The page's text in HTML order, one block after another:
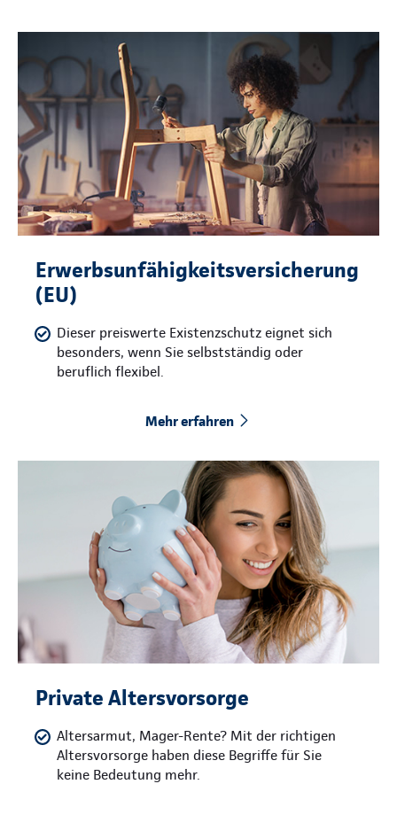
Erwerbsunfähigkeitsversicherung
(EU)
Dieser preiswerte Existenzschutz eignet sich
besonders, wenn Sie selbstständig oder
beruflich flexibel.
Mehr erfahren
Private Altersvorsorge
Altersarmut, Mager-Rente? Mit der richtigen
Altersvorsorge haben diese Begriffe für Sie
keine Bedeutung mehr.